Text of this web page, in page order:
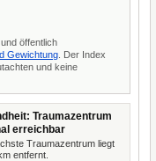
öffentlich
Gewichtung . Der Index
und keine
Traumazentrum
erreichbar
Traumazentrum liegt
entfernt.